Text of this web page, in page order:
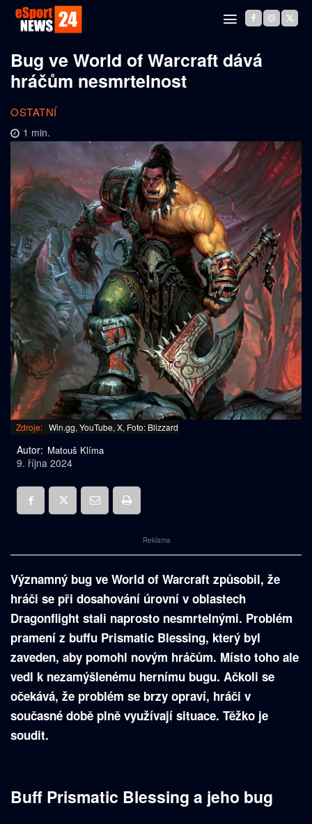
Bug ve World of Warcraft dává
hráčům nesmrtelnost
OSTATNÍ
1 min.
Zdroje: Win.gg, YouTube, X, Foto: Blizzard
Autor: Matouš Klíma
9. října 2024
Reklama
Významný bug ve World of Warcraft způsobil, že
hráči se při dosahování úrovní v oblastech
Dragonflight stali naprosto nesmrtelnými. Problém
pramení z buffu Prismatic Blessing, který byl
zaveden, aby pomohl novým hráčům. Místo toho ale
vedl k nezamýšlenému hernímu bugu. Ačkoli se
očekává, že problém se brzy opraví, hráči v
současné době plně využívají situace. Těžko je
soudit.
Buff Prismatic Blessing a jeho bug